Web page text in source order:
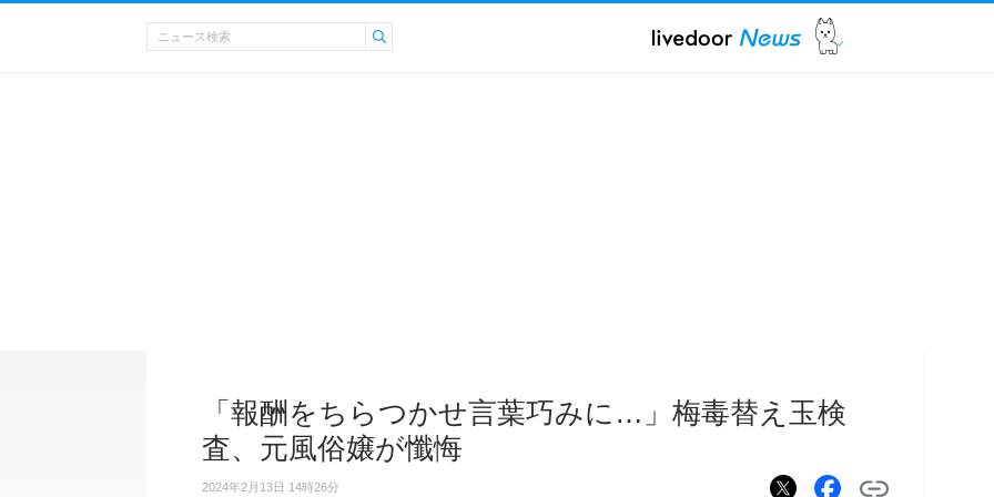
「報酬をちらつかせ言葉巧みに…」梅毒替え玉検
査、元風俗嬢が懺悔
2024年2月13日 14時26分